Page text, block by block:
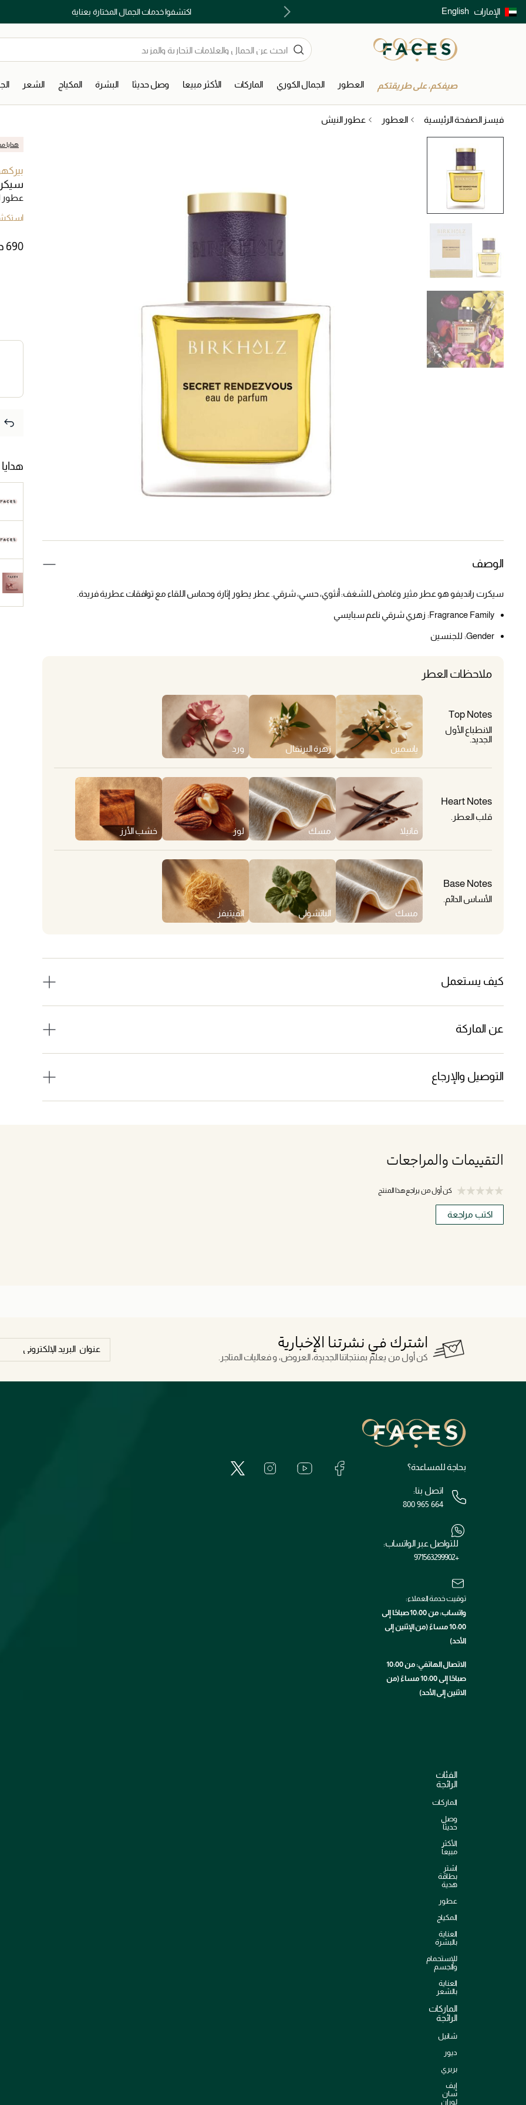
الإمارات English اكتشفوا خدمات الجمال المختارة بعناية توصيل سريع على جميع الطلبات ما فوق 299 درهم
صيفكم، على طريقتكم العطور الجمال الكوري الماركات الأكثر مبيعا وصل حديثا البشرة المكياج الشعر
فيسز الصفحة الرئيسية العطور عطور النيش
الوصف
سيكرت رانديفو هو عطر مثير وغامض للشغف: أنثوي، حسي، شرقي. عطر يطور إثارة وحماس اللقاء مع توافقات عطرية فريدة.
ملاحظات العطر
Top Notes
الانطباع الأول
الجديد.
ياسمين
زهرة البرتقال ورد
Heart Notes
قلب العطر.
فانيلا
مسك لوز خشب الأرز
Base Notes
الأساس الدائم.
مسك
الباتشولي الفيتيفر
Fragrance Family: زهري شرقي ناعم سبايسي
Gender: للجنسين
كيف يستعمل
عن الماركة
التوصيل والإرجاع
هدايا
عطور
التقييمات والمراجعات
كن أول من يراجع هذا المنتج
اكتب مراجعة
اشترك في نشرتنا الإخبارية
كن أول من يعلم بمنتجاتنا الجديدة، العروض، و فعاليات المتاجر.
بحاجة للمساعدة؟
اتصل بنا:
800 965 664
للتواصل عبر الواتساب:
+971563299902
توقيت خدمة العملاء:
واتساب: من 10:00 صباحًا إلى
10:00 مساءً (من الإثنين إلى
الأحد)
الاتصال الهاتفي: من 10:00
صباحًا إلى 10:00 مساءً (من
الاثنين إلى الأحد)
الفئات
الرائجة
الماركات
وصل
حديثاً
الأكثر
مبيعاً
اشترِ
بطاقة
هدية
عطور
المكياج
العناية
بالبشرة
للإستحمام
والجسم
العناية
بالشعر
الماركات
الرائجة
شانيل
ديور
بربري
إيف
سان
لوران